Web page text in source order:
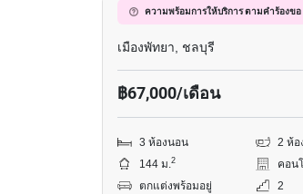
ความพร้อมการให้บริการ ตามคำร้องขอ
วินด์แฮม จอมเทียน พัทยา
เมืองพัทยา, ชลบุรี
฿67,000/เดือน
3 ห้องนอน
2 ห้อ
144 ม.2
คอน
ตกแต่งพร้อมอยู่
2